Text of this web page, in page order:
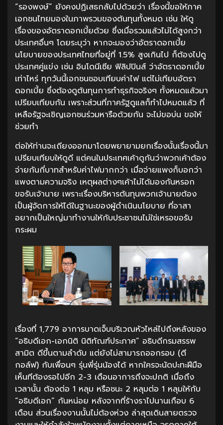
“รองพงษ์” ยังคงปฏิเสธกลับไปด้วยว่า เรื่องนี้ขอให้ภาค
เอกชนไทยมองในภาพรวมของต้นทุนทั้งหมด เช่น ให้ดู
เรื่องของอัตราดอกเบี้ยด้วย ซึ่งเมื่อรวมแล้วไม่ได้สูงกว่า
ประเทศอื่นๆ โดยระบุว่า หากจะมองว่าอัตราดอกเบี้ย
นโยบายของประเทศไทยที่อยู่ที่ 1.5% สูงเกินไป ก็ต้องไปดู
ประเทศคู่แข่ง เช่น อินโดนีเซีย ฟิลิปปินส์ ว่าอัตราดอกเบี้ย
เท่าไหร่ ทุกวันนี้เอกชนชอบเทียบค่าไฟ แต่ไม่เทียบอัตรา
ดอกเบี้ย ซึ่งต้องดูต้นทุนการทำธุรกิจจริงๆ ทั้งหมดแล้วมา
เปรียบเทียบกัน เพราะส่วนที่ภาครัฐดูแลก็ทำไปหมดแล้ว ที่
เหลือรัฐจะเชิญเอกชนร่วมหารือด้วยกัน จะไม่ขอบ่น ขอให้
ช่วยทำ
ต่อให้ท่านจะเถียงออกมาโดยพยายามยกเรื่องนั้นเรื่องนี้มา
เปรียบเทียบให้ดูดี แต่คนในประเทศเค้าดูกันว่าพวกเค้าต้อง
จ่ายกันกี่บาทสำหรับค่าไฟมากกว่า เมื่อจ่ายแพงก็บอกว่า
แพงตามความจริง เหตุผลต่างๆเค้าไม่ได้มองกันหรอก
ขอรับเจ้านาย เพราะเรื่องบริหารต้นทุนพวกเจ้านายต้อง
เป็นผู้จัดการให้ได้ในฐานะของผู้ดำเนินนโยบาย ที่อาสา
อยากเป็นใหญ่มาทำงานให้กับประชาชนไม่ใช่เหรอขอรับ
กระผม
เรื่องที่ 1,779 อาการบาดเจ็บบริเวณหัวไหล่ไปถึงหลังของ
“อธิบดีเอก-เอกนิติ นิติทัณฑ์ประภาศ” อธิบดีกรมสรรพ
สามิต ดีขึ้นตามลำดับ แต่ยังไม่สามารถออกรอบ (ตี
กอล์ฟ) กับเพื่อนๆ รุ่นพี่รุ่นน้องได้ หากใครจะนัดปะทะฝีมือ
เห็นทีต้องรอไปอีก 2-3 เดือนอาการถึงจะปกติ เมื่อถึง
เวลานั้น ต้องต่อ 1 หลุม หรือชนะ 2 หลุมต่อ 1 หลุมให้กับ
“อธิบดีเอก” กันหน่อย หลังจากที่ร้างราไปนานเกือบ 6
เดือน ส่วนเรื่องงานนั้นไม่ต้องห่วง ล่าสุดเดินสายตรวจ